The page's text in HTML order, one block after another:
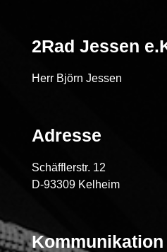
2Rad Jessen
Herr Björn Jessen
Adresse
Schäfflerstr. 12
D-93309 Kelheim
Kommunikation